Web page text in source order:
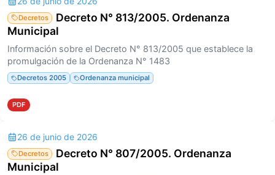
Decretos
Decreto N° 813/2005. Ordenanza
Municipal
Información sobre el Decreto N° 813/2005 que establece la
promulgación de la Ordenanza N° 1483
Decretos 2005 Ordenanza municipal
PDF
26 de junio de 2026
Decretos
Decreto N° 807/2005. Ordenanza
Municipal